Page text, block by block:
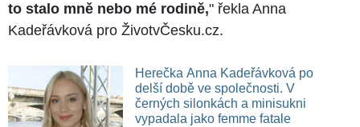
to stalo mně nebo mé rodině," řekla Anna
Kadeřávková pro ŽivotvČesku.cz.
Herečka Anna Kadeřávková po
delší době ve společnosti. V
černých silonkách a minisukni
vypadala jako femme fatale